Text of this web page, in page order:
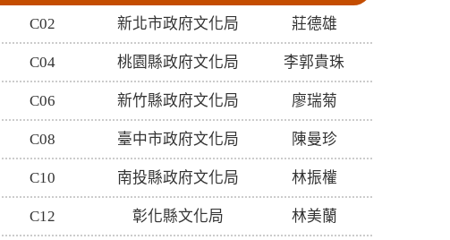
C02 新北市政府文化局 莊德雄
C04 桃園縣政府文化局 李郭貴珠
C06 新竹縣政府文化局 廖瑞菊
C08 臺中市政府文化局 陳曼珍
C10 南投縣政府文化局 林振權
C12 彰化縣文化局 林美蘭